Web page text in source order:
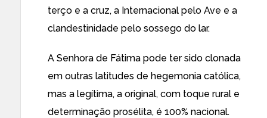
terço e a cruz, a Internacional pelo Ave e a
clandestinidade pelo sossego do lar.
A Senhora de Fátima pode ter sido clonada
em outras latitudes de hegemonia católica,
mas a legítima, a original, com toque rural e
determinação prosélita, é 100% nacional.